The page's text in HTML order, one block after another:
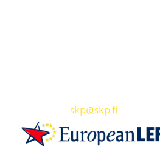
skp@skp.fi